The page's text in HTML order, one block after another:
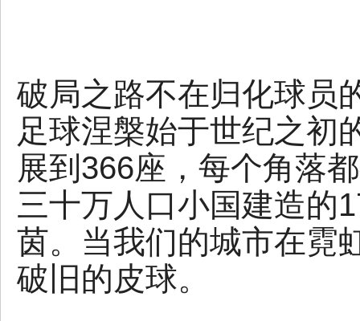
破局之路不在归化球员
足球涅槃始于世纪之初
展到366座，每个角落
三十万人口小国建造
茵。当我们的城市在霓
破旧的皮球。